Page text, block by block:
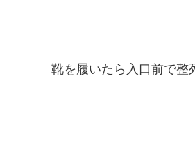
靴を履いたら入口前で整